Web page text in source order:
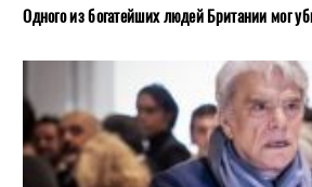
Одного из богатейших людей Британии мог